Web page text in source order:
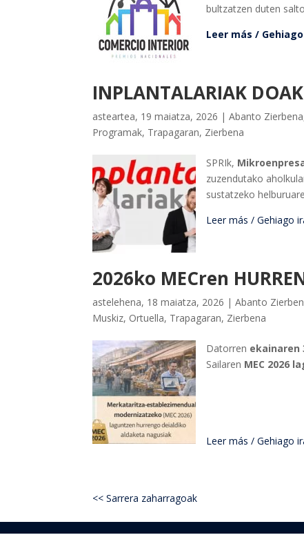
bultzatzen duten
Leer más /
INPLANTALARIAK
asteartea, 19 maiatza, 2026 |Abanto Zierbena
Programak, Trapagaran, Zierbena
SPRIk,
zuzendutako
sustatzeko
Leer más / Gehiago
2026ko MECren
astelehena, 18 maiatza, 2026 |Abanto
Muskiz, Ortuella, Trapagaran, Zierbena
Datorren ekainaren
Sailaren MEC 2026
Leer más / Gehiago
<< Sarrera zaharragoak